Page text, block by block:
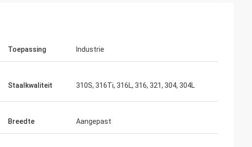
Toepassing Industrie
Staalkwaliteit 310S, 316Ti, 316L, 316, 321, 304, 304L
Breedte Aangepast